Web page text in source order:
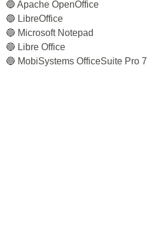
🔵 Apache OpenOffice
🔵 LibreOffice
🔵 Microsoft Notepad
🔵 Libre Office
🔵 MobiSystems OfficeSuite Pro 7